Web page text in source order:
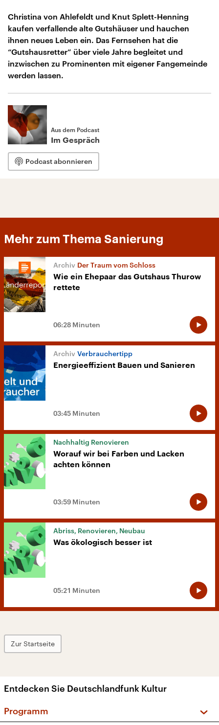
Christina von Ahlefeldt und Knut Splett-Henning
kaufen verfallende alte Gutshäuser und hauchen
ihnen neues Leben ein. Das Fernsehen hat die
“Gutshausretter” über viele Jahre begleitet und
inzwischen zu Prominenten mit eigener Fangemeinde
werden lassen.
Aus dem Podcast
Im Gespräch
Podcast abonnieren
Mehr zum Thema Sanierung
Der Traum vom Schloss
Wie ein Ehepaar das Gutshaus Thurow
rettete
06:28 Minuten
Verbrauchertipp
Energieeffizient Bauen und Sanieren
03:45 Minuten
Nachhaltig Renovieren
Worauf wir bei Farben und Lacken
achten können
03:59 Minuten
Abriss, Renovieren, Neubau
Was ökologisch besser ist
05:21 Minuten
Zur Startseite
Entdecken Sie Deutschlandfunk Kultur
Programm